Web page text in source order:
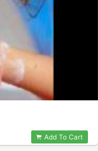
Add To Cart